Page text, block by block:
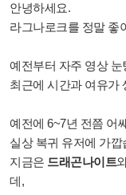
안녕하세요.
라그나로크를 정말 좋
예전부터 자주 영상
최근에 시간과 여유가
예전에 6~7년 전쯤 어
실상 복귀 유저에 가깝
지금은 드래곤나이트
데,